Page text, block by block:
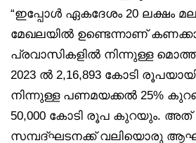
“ഇപ്പോൾ ഏകദേശം 20 ലക്ഷം
മേഖലയിൽ ഉണ്ടെന്നാണ്
പ്രവാസികളിൽ നിന്നുള്ള
2023 ൽ 2,16,893 കോടി
നിന്നുള്ള പണമയക്കൽ 25%
50,000 കോടി രൂപ കുറയും. അത്
സമ്പദ്ഘടനക്ക് വലിയൊരു